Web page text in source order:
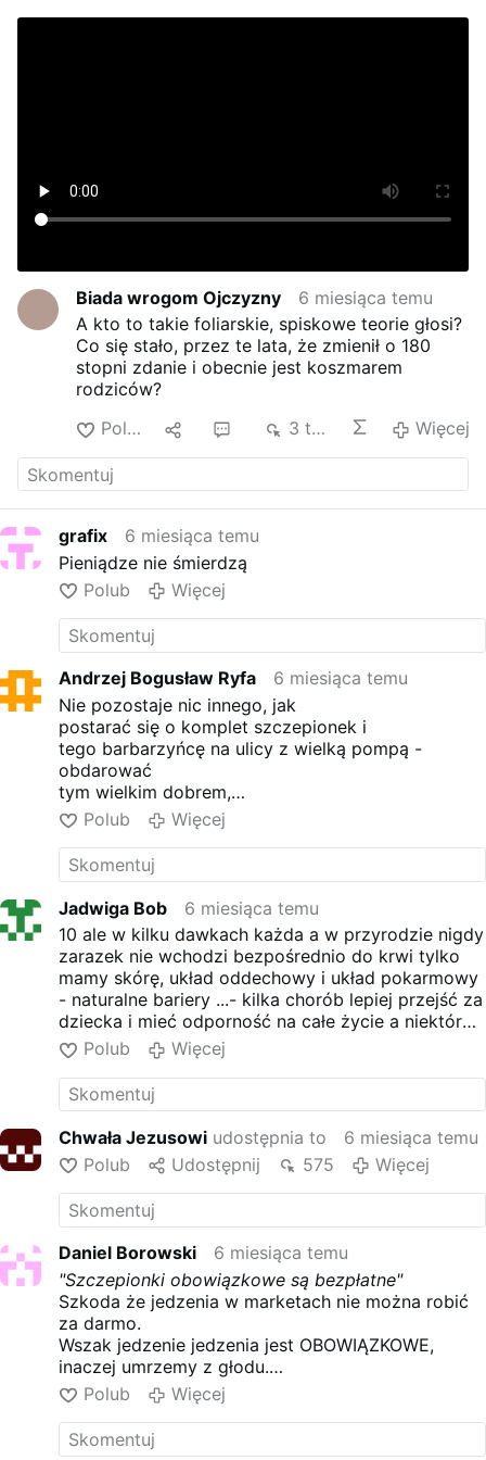
Biada wrogom Ojczyzny
6 miesiąca temu
A kto to takie foliarskie, spiskowe teorie głosi?
Co się stało, przez te lata, że zmienił o 180
stopni zdanie i obecnie jest koszmarem
rodziców?
Polub
3 tys. Więcej
grafix
6 miesiąca temu
Pieniądze nie śmierdzą
Polub
Więcej
Andrzej Bogusław Ryfa
6 miesiąca temu
Nie pozostaje nic innego, jak
postarać się o komplet szczepionek i
tego barbarzyńcę na ulicy z wielką pompą -
obdarować
tym wielkim dobrem,
jakie dzieciom narzuca . . .
bo dobrego przecież nigdy za dużo!!!
Polub Więcej
Jadwiga Bob
6 miesiąca temu
10 ale w kilku dawkach każda a w przyrodzie nigdy
zarazek nie wchodzi bezpośrednio do krwi tylko
mamy skórę, układ oddechowy i układ pokarmowy
- naturalne bariery ...- kilka chorób lepiej przejść za
dziecka i mieć odporność na całe życie a niektóre
chronią przed nowotworami dr Jaśkowski Jerzy
sporo pisał na te tematy
Polub Więcej
Chwała Jezusowi udostępnia to
6 miesiąca temu
Polub
Udostępnij 575 Więcej
Daniel Borowski
6 miesiąca temu
"Szczepionki obowiązkowe są bezpłatne"
Szkoda że jedzenia w marketach nie można robić
za darmo.
Wszak jedzenie jedzenia jest OBOWIĄZKOWE,
inaczej umrzemy z głodu.
Czy słyszycie logikę tego p. dr. Pawła G. ?
Polub Więcej